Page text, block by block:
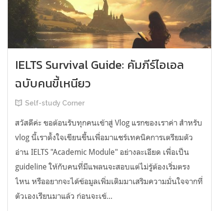
IELTS Survival Guide: คัมภีร์ไอเอล
ฉบับคนขี้เหนียว
Self-study Corner
สวัสดีค่ะ ขอต้อนรับทุกคนเข้าสู่ Vlog แรกของเราค่า สำหรับ
vlog นี้เราตั้งใจเขียนขึ้นเพื่อมาแชร์เทคนิคการเตรียมตัว
อ่าน IELTS "Academic Module" อย่างละเอียด เพื่อเป็น
guideline ให้กับคนที่มีแพลนจะสอบแต่ไม่รู้ต้องเริ่มตรง
ไหน หรืออยากจะได้ข้อมูลเพิ่มเติมมาเสริมความมั่นใจจากที่
ตัวเองเรียนมาแล้ว ก่อนจะเข้...